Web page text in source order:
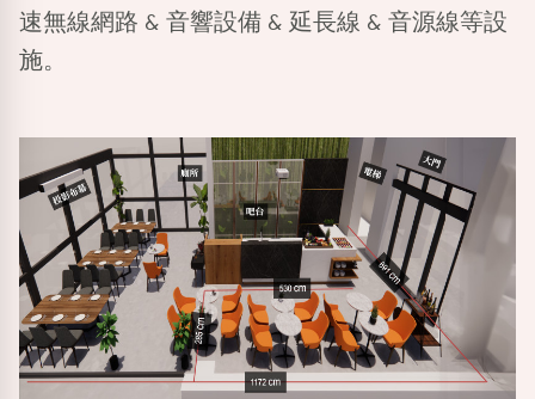
速無線網路 & 音響設備 & 延長線 & 音源線等設
施。